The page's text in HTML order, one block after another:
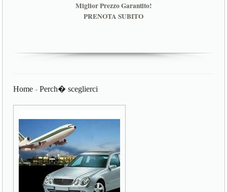
Miglior Prezzo Garantito!
PRENOTA SUBITO
Home -Perch� sceglierci